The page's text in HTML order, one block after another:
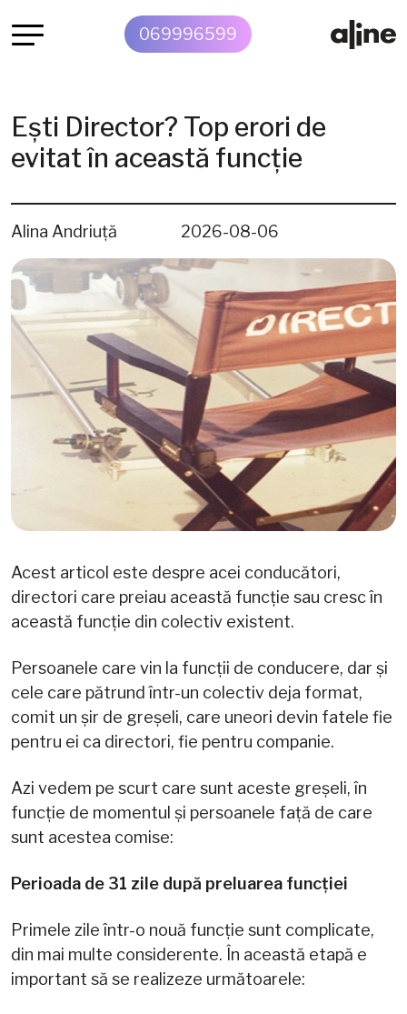
069996599
Ești Director? Top erori de
evitat în această funcție
Alina Andriuță 2026-08-06
Acest articol este despre acei conducători,
directori care preiau această funcție sau cresc în
această funcție din colectiv existent.
Persoanele care vin la funcții de conducere, dar și
cele care pătrund într-un colectiv deja format,
comit un șir de greșeli, care uneori devin fatele fie
pentru ei ca directori, fie pentru companie.
Azi vedem pe scurt care sunt aceste greșeli, în
funcție de momentul și persoanele față de care
sunt acestea comise:
Perioada de 31 zile după preluarea funcției
Primele zile într-o nouă funcție sunt complicate,
din mai multe considerente. În această etapă e
important să se realizeze următoarele: